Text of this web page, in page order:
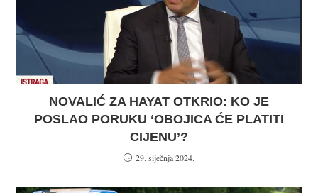
NOVALIĆ ZA HAYAT OTKRIO: KO JE
POSLAO PORUKU ‘OBOJICA ĆE PLATITI
CIJENU’?
29. siječnja 2024.